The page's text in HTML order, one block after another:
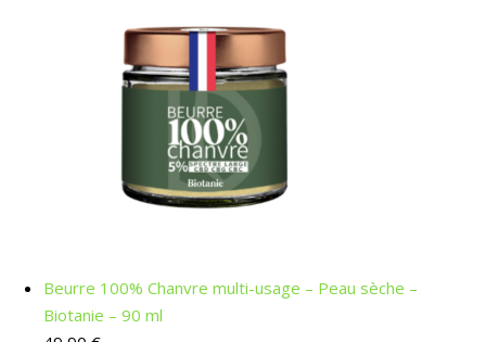
Beurre 100% Chanvre multi-usage – Peau sèche –
Biotanie – 90 ml